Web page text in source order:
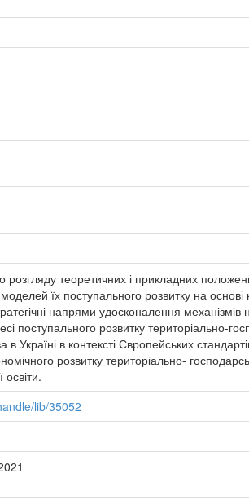
теоретичних і прикладних
їх поступального розвитку на
напрями удосконалення механізмів
поступального розвитку територіально-
в Україні в контексті Європейських
розвитку територіально-
освіти.
lib/35052